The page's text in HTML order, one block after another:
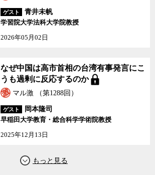
ゲスト
青井未帆
学習院大学法科大学院教授
2026年05月02日
なぜ中国は高市首相の台湾有事発言にこ
うも過剰に反応するのか
マル激 （第1288回）
ゲスト
岡本隆司
早稲田大学教育・総合科学学術院教授
2025年12月13日